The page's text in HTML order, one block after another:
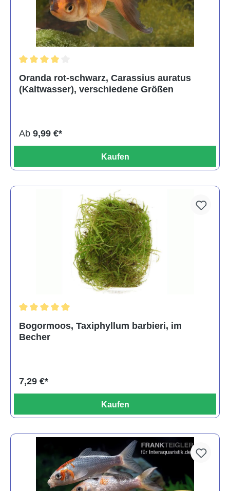
Oranda rot-schwarz, Carassius auratus
(Kaltwasser), verschiedene Größen
Ab 9,99 €*
Kaufen
Bogormoos, Taxiphyllum barbieri, im
Becher
7,29 €*
Kaufen